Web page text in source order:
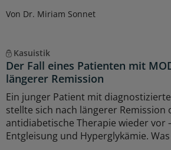
Von Dr. Miriam Sonnet
Kasuistik
Der Fall eines Patienten mit
längerer Remission
Ein junger Patient mit
stellte sich nach längerer Remission
antidiabetische Therapie wieder vor
Entgleisung und Hyperglykämie.